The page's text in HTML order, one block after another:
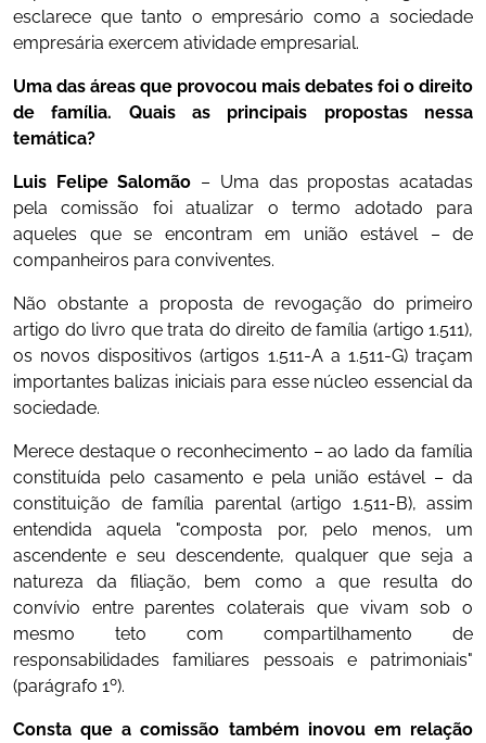
esclarece que tanto o empresário como a sociedade
empresária exercem atividade empresarial.
Uma das áreas que provocou mais debates foi o direito
de família. Quais as principais propostas nessa
temática?
Luis Felipe Salomão – Uma das propostas acatadas
pela comissão foi atualizar o termo adotado para
aqueles que se encontram em união estável – de
companheiros para conviventes.
Não obstante a proposta de revogação do primeiro
artigo do livro que trata do direito de família (artigo 1.511),
os novos dispositivos (artigos 1.511-A a 1.511-G) traçam
importantes balizas iniciais para esse núcleo essencial da
sociedade.
Merece destaque o reconhecimento – ao lado da família
constituída pelo casamento e pela união estável – da
constituição de família parental (artigo 1.511-B), assim
entendida aquela "composta por, pelo menos, um
ascendente e seu descendente, qualquer que seja a
natureza da filiação, bem como a que resulta do
convívio entre parentes colaterais que vivam sob o
mesmo teto com compartilhamento de
responsabilidades familiares pessoais e patrimoniais"
(parágrafo 1º).
Consta que a comissão também inovou em relação